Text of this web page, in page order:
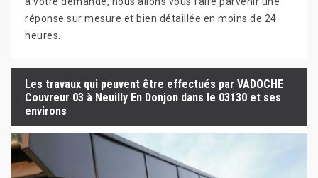
réponse sur mesure et bien détaillée en moins de 24
heures.
Les travaux qui peuvent être effectués par VADOCHE
Couvreur 03 à Neuilly En Donjon dans le 03130 et ses
environs